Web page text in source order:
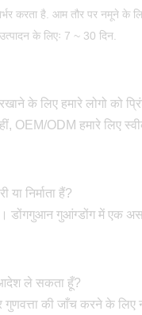
करता है. आम तौर पर नमूने के
के लिएः 7 ~ 30 दिन.
के लिए हमारे लोगो को
OEM/ODM हमारे लिए
या निर्माता हैं?
हैं। डोंगगुआन गुआंग्डोंग में एक
आदेश ले सकता हूँ?
गुणवत्ता की जाँच करने के